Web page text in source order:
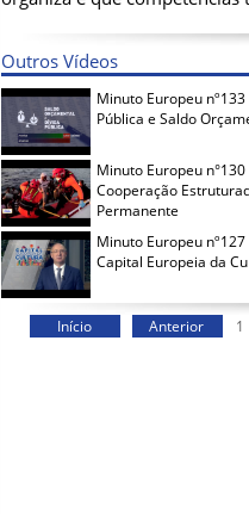
Outros Vídeos
Minuto Europeu
Pública e Saldo
Minuto Europeu n°130
Cooperação
Permanente
Minuto Europeu nº127
Capital Europeia da
Início Anterior 1